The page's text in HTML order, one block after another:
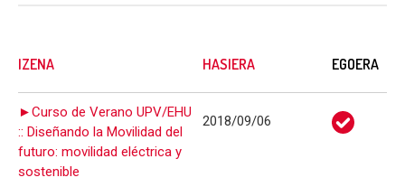
IZENA HASIERA EGOERA
►Curso de Verano UPV/EHU
:: Diseñando la Movilidad del
futuro: movilidad eléctrica y
sostenible
2018/09/06